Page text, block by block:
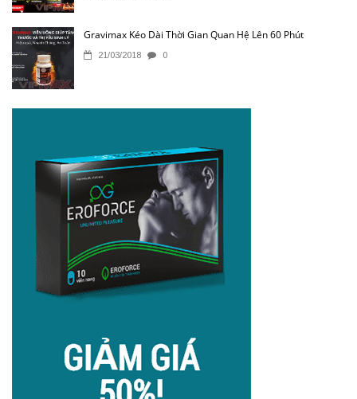
Gravimax Kéo Dài Thời Gian Quan Hệ Lên 60 Phút
21/03/2018 0